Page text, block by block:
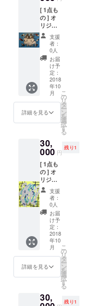
レポー
トメー
ル(写真
付)
イン入
+ ポス
トカー
ド(大)1
枚 絵柄
ランダ
ム (直筆
サイン
入) + 心
を込め
たお礼
のお手
紙 + ス
テッ
カー1枚
ル(写真
付)
[ 1点も
の ] オ
リジナ
ル ペイ
ント作
(canva
s) F6 :
41cm x
31.8cm
シルク
スク
リー
ン、ス
プ
レー、
ターカ
ラーペ
イント
キャン
バス / 直
筆サイ
ン入 +
ポスト
カード
(大)1枚
絵柄ラ
ンダム
(直筆サ
イン入)
+ 心を
込めた
お礼の
カー1枚
支援
者：
0人
お届
け予
定：
2018
年10
月
詳細を見る
こ
の
リ
タ
ー
ン
を
選
択
す
る
30,
000 円
残り1
[ 1点も
の ] オ
リジナ
ル ペイ
ント作
canvas
) F8 :
45.5cm
x 38cm
シルク
スク
リー
ン、ア
クリル
ペイン
ト / キャ
ンバス
/ 直筆サ
支援
者：
0人
お届
け予
定：
2018
年10
月
詳細を見る
こ
の
リ
タ
ー
ン
を
選
択
す
る
30, 残り1